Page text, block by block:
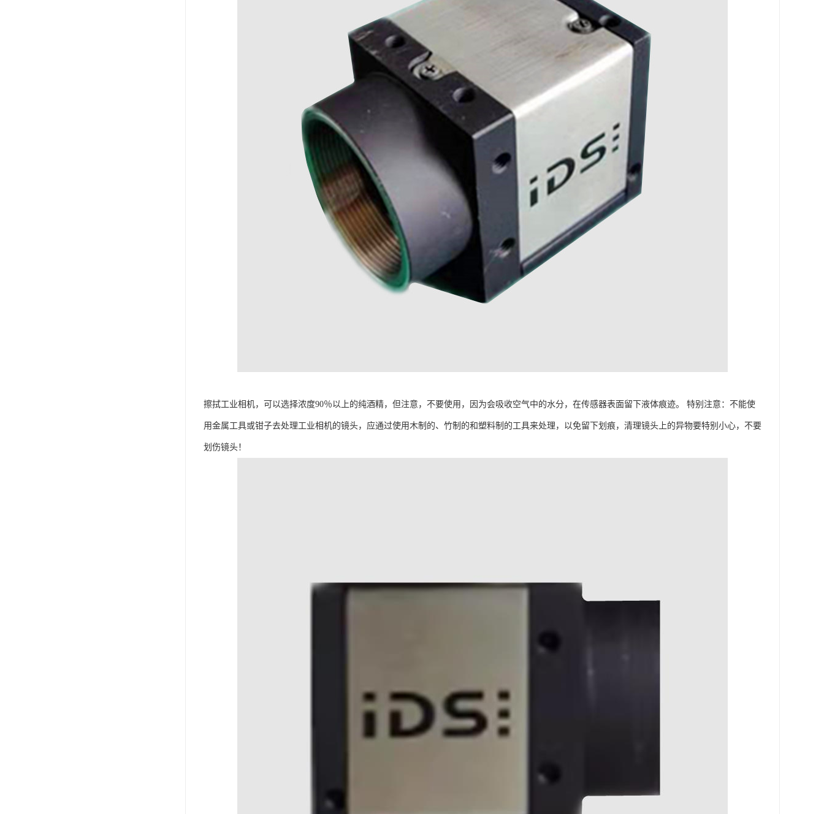
擦拭工业相机，可以选择浓度90％以上的纯酒精，但注意，不要使用，因为会吸收空气中的水分，在传感器表面留下液体痕迹。 特别注意：不能使
用金属工具或钳子去处理工业相机的镜头，应通过使用木制的、竹制的和塑料制的工具来处理，以免留下划痕，清理镜头上的异物要特别小心，不要
划伤镜头！